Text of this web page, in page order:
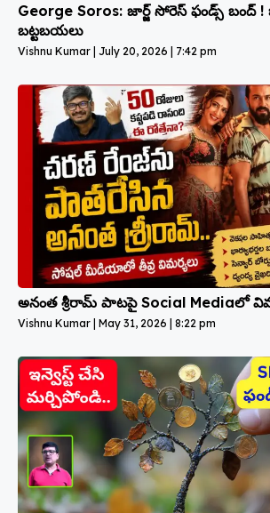
George Soros: జార్జ్ సోరెస్ ఫండ్స్ బంద్
బట్టబయలు
Vishnu Kumar July 20, 2026 7:42 pm
అనంత శ్రీరామ్ పాటపై Social Mediaలో
Vishnu Kumar May 31, 2026 8:22 pm